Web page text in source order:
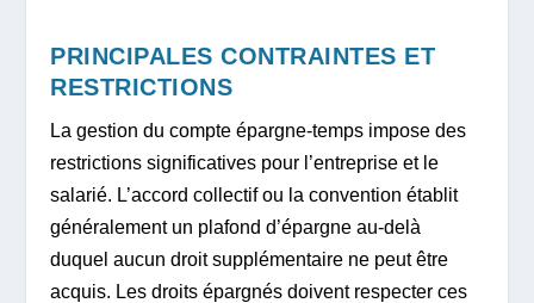
PRINCIPALES CONTRAINTES ET
RESTRICTIONS
La gestion du compte épargne-temps impose des
restrictions significatives pour l’entreprise et le
salarié. L’accord collectif ou la convention établit
généralement un plafond d’épargne au-delà
duquel aucun droit supplémentaire ne peut être
acquis. Les droits épargnés doivent respecter ces